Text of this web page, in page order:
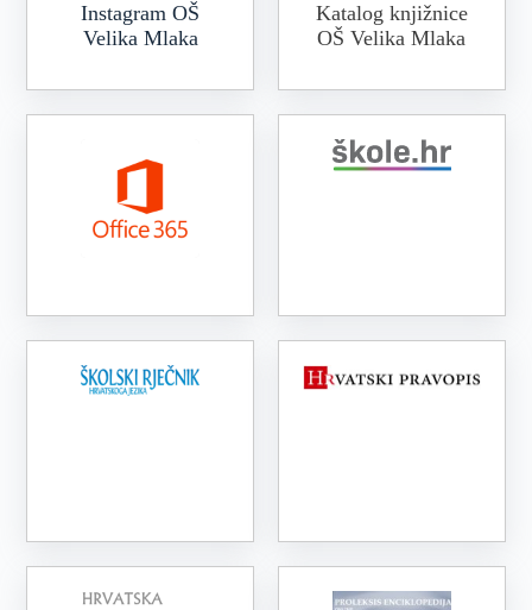
Instagram OŠ
Velika Mlaka
Katalog knjižnice
OŠ Velika Mlaka